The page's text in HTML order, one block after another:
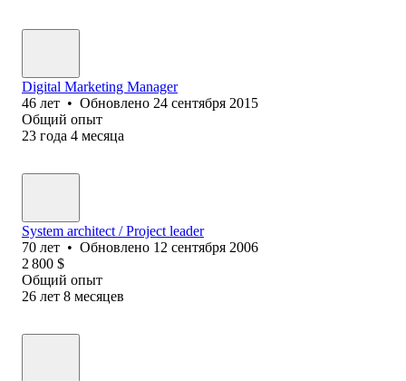
Digital Marketing Manager
46 лет • Обновлено 24 сентября 2015
Общий опыт
23 года 4 месяца
System architect / Project leader
70 лет • Обновлено 12 сентября 2006
2 800 $
Общий опыт
26 лет 8 месяцев